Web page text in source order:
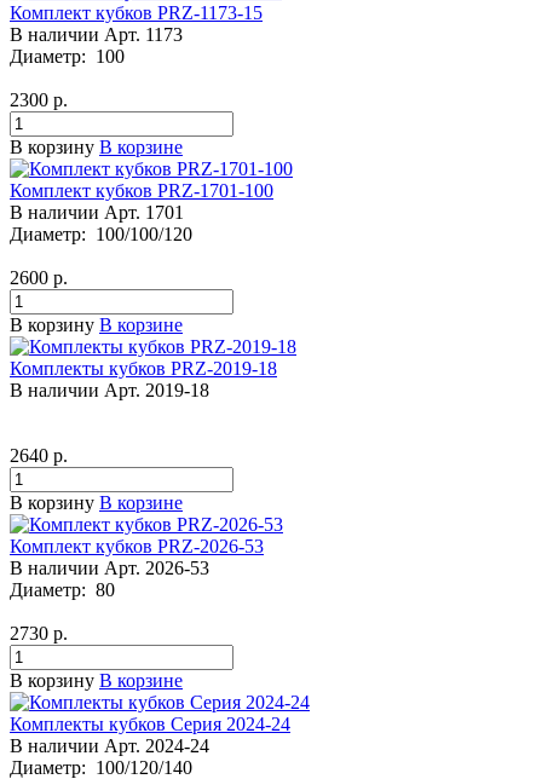
Комплект кубков PRZ-1173-15
В наличии Арт. 1173
Диаметр: 100
2300 р.
В корзину В корзине
Комплект кубков PRZ-1701-100
В наличии Арт. 1701
Диаметр: 100/100/120
2600 р.
В корзину В корзине
Комплекты кубков PRZ-2019-18
В наличии Арт. 2019-18
2640 р.
В корзину В корзине
Комплект кубков PRZ-2026-53
В наличии Арт. 2026-53
Диаметр: 80
2730 р.
В корзину В корзине
Комплекты кубков Серия 2024-24
В наличии Арт. 2024-24
Диаметр: 100/120/140